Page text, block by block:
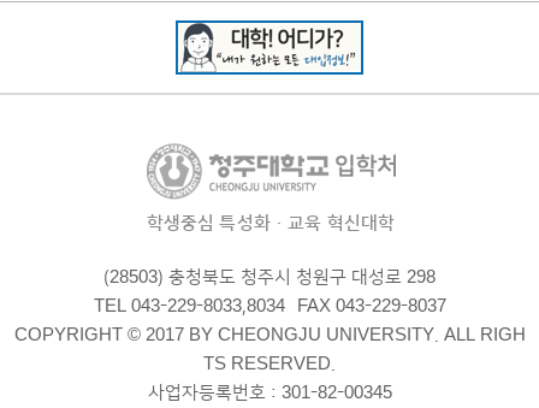
학생중심 특성화·교육 혁신대학
(28503) 충청북도 청주시 청원구 대성로 298
TEL 043-229-8033,8034
FAX 043-229-8037
COPYRIGHT © 2017 BY CHEONGJU UNIVERSITY. ALL RIGH
TS RESERVED.
사업자등록번호 : 301-82-00345